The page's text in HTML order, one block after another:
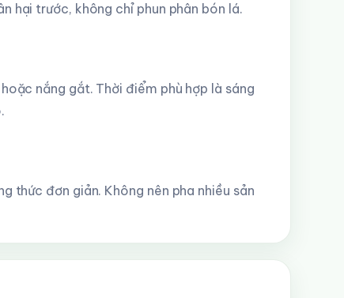
hại trước, không chỉ phun phân bón lá.
nắng gắt. Thời điểm phù hợp là sáng
thức đơn giản. Không nên pha nhiều sản